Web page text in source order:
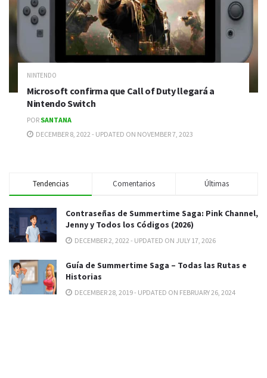
NINTENDO
Microsoft confirma que Call of Duty llegará a
Nintendo Switch
POR SANTANA
DECEMBER 8, 2022 - UPDATED ON NOVEMBER 7, 2023
Tendencias Comentarios Últimas
Contraseñas de Summertime Saga: Pink Channel,
Jenny y Todos los Códigos (2026)
DECEMBER 2, 2022 - UPDATED ON JULY 17, 2026
Guía de Summertime Saga – Todas las Rutas e
Historias
DECEMBER 28, 2019 - UPDATED ON FEBRUARY 26, 2024